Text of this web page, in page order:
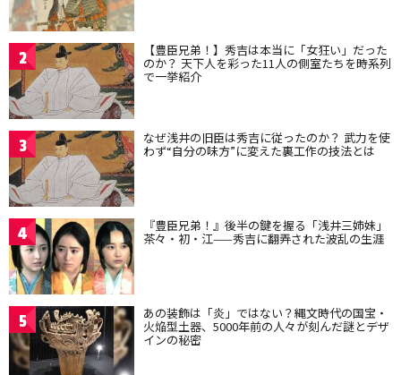
2 【豊臣兄弟！】秀吉は本当に「女狂い」だった
のか？ 天下人を彩った11人の側室たちを時系列
で一挙紹介
3 なぜ浅井の旧臣は秀吉に従ったのか？ 武力を使
わず“自分の味方”に変えた裏工作の技法とは
4 『豊臣兄弟！』後半の鍵を握る「浅井三姉妹」
茶々・初・江——秀吉に翻弄された波乱の生涯
5 あの装飾は「炎」ではない？縄文時代の国宝・
火焔型土器、5000年前の人々が刻んだ謎とデザ
インの秘密